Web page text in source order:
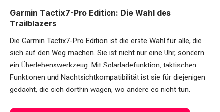
Garmin Tactix7-Pro Edition: Die Wahl des
Trailblazers
Die Garmin Tactix7-Pro Edition ist die erste Wahl für alle, die
sich auf den Weg machen. Sie ist nicht nur eine Uhr, sondern
ein Überlebenswerkzeug. Mit Solarladefunktion, taktischen
Funktionen und Nachtsichtkompatibilität ist sie für diejenigen
gedacht, die sich dorthin wagen, wo andere es nicht tun.